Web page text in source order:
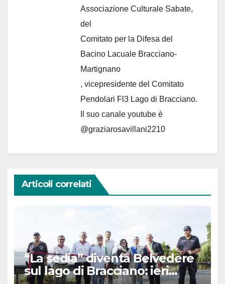
Associazione Culturale Sabate,
del
Comitato per la Difesa del
Bacino Lacuale Bracciano-
Martignano
, vicepresidente del Comitato
Pendolari Fl3 Lago di Bracciano.
Il suo canale youtube è
@graziarosavillani2210
Articoli correlati
“La sedia” diventa Belvedere
sul lago di Bracciano: ieri